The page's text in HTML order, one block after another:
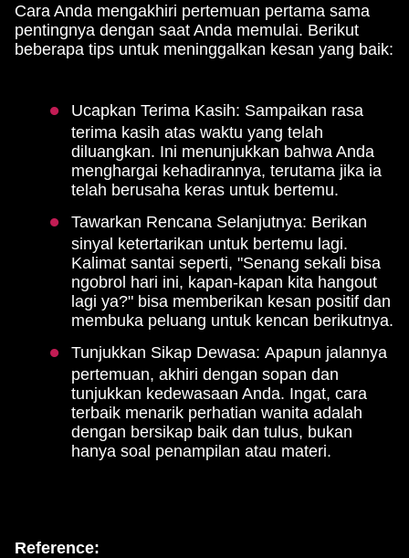
Cara Anda mengakhiri pertemuan pertama sama
pentingnya dengan saat Anda memulai. Berikut
beberapa tips untuk meninggalkan kesan yang baik:
Ucapkan Terima Kasih: Sampaikan rasa
terima kasih atas waktu yang telah
diluangkan. Ini menunjukkan bahwa Anda
menghargai kehadirannya, terutama jika ia
telah berusaha keras untuk bertemu.
Tawarkan Rencana Selanjutnya: Berikan
sinyal ketertarikan untuk bertemu lagi.
Kalimat santai seperti, "Senang sekali bisa
ngobrol hari ini, kapan-kapan kita hangout
lagi ya?" bisa memberikan kesan positif dan
membuka peluang untuk kencan berikutnya.
Tunjukkan Sikap Dewasa: Apapun jalannya
pertemuan, akhiri dengan sopan dan
tunjukkan kedewasaan Anda. Ingat, cara
terbaik menarik perhatian wanita adalah
dengan bersikap baik dan tulus, bukan
hanya soal penampilan atau materi.
Reference: